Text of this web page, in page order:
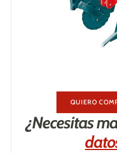
QUIERO
¿Necesitas